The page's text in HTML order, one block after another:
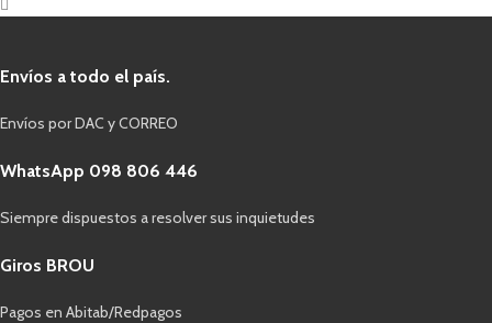
Envíos a todo el país.
Envíos por DAC y CORREO
WhatsApp 098 806 446
Siempre dispuestos a resolver sus inquietudes
Giros BROU
Pagos en Abitab/Redpagos